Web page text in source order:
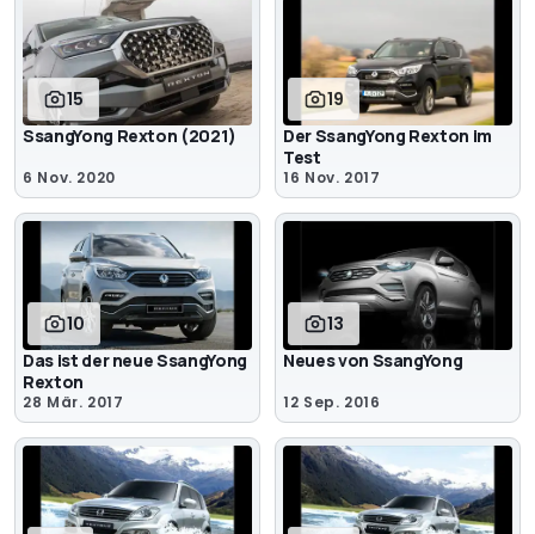
15
SsangYong Rexton (2021)
6 Nov. 2020
19
Der SsangYong Rexton im
Test
16 Nov. 2017
10
Das ist der neue SsangYong
Rexton
28 Mär. 2017
13
Neues von SsangYong
12 Sep. 2016